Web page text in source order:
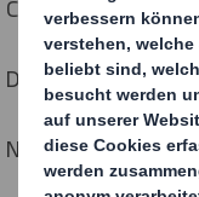
Commerce zu
Das F&E-
Neue Werkstoffe